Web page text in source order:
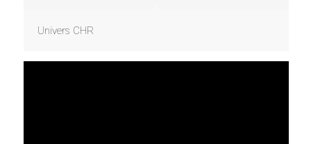
Univers CHR